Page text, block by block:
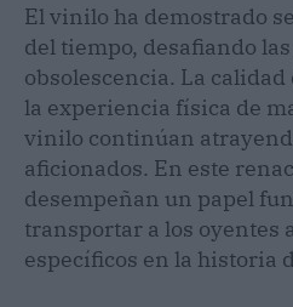
El vinilo ha demostrado
del tiempo, desafiando
obsolescencia. La
la experiencia física de
vinilo continúan
aficionados. En este
desempeñan un papel
transportar a los oyentes
específicos en la historia